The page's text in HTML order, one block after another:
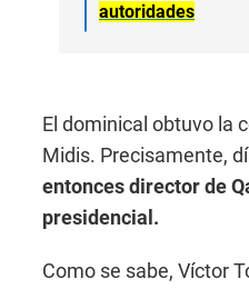
autoridades
El dominical obtuvo la
Midis. Precisamente,
entonces director de
presidencial.
Como se sabe, Víctor